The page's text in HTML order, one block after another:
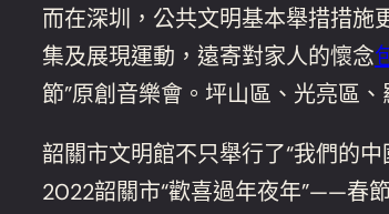
而在深圳，公共文明基本舉措措施
集及展現運動，遠寄對家人的懷念
節”原創音樂會。坪山區、光亮區
韶關市文明館不只舉行了“我們的
2022韶關市“歡喜過年夜年”——春